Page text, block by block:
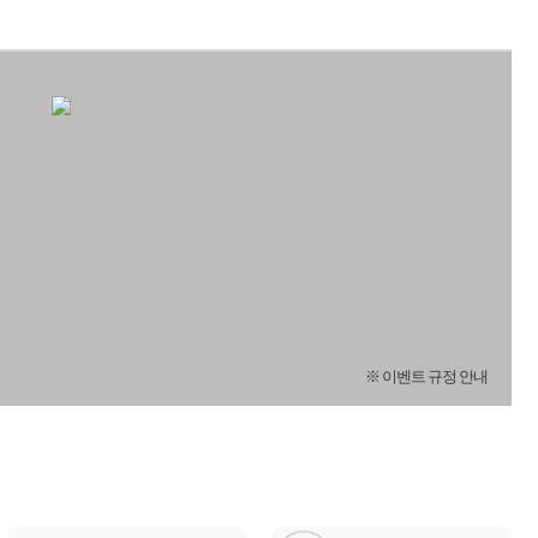
※ 이벤트 규정 안내